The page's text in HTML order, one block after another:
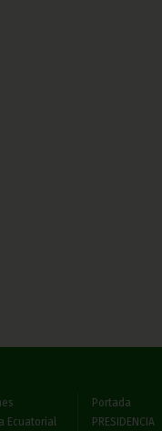
Ecuatorial
Portada
PRESIDENCIA